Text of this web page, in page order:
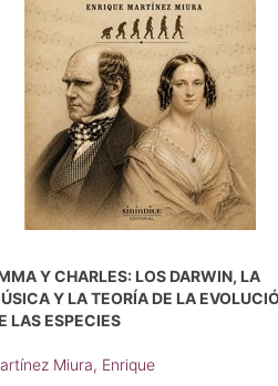
Y CHARLES: LOS DARWIN, LA
Y LA TEORÍA DE LA
LAS ESPECIES
Miura, Enrique